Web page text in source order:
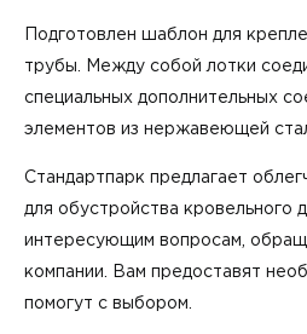
Подготовлен шаблон для
трубы. Между собой лотки
специальных дополнительных
элементов из нержавеющей
Стандартпарк предлагает
для обустройства кровельного
интересующим вопросам,
компании. Вам предоставят
помогут с выбором.